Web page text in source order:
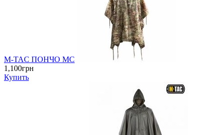
M-TAC ПОНЧО MC
1,100грн
Купить